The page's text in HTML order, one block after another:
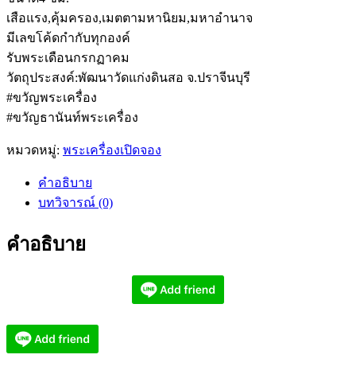
เสือแรง,คุ้มครอง,เมตตามหานิยม,มหาอำนาจ
มีเลขโค้ดกำกับทุกองค์
รับพระเดือนกรกฏาคม
วัตถุประสงค์:พัฒนาวัดแก่งดินสอ จ.ปราจีนบุรี
#ขวัญพระเครื่อง
#ขวัญธานันท์พระเครื่อง
หมวดหมู่: พระเครื่องเปิดจอง
คำอธิบาย
บทวิจารณ์ (0)
คำอธิบาย